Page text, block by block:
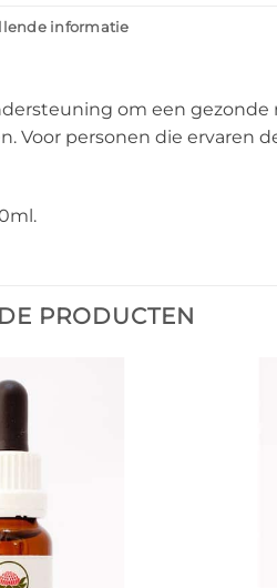
informatie
om een
Voor personen die
PRODUCTEN